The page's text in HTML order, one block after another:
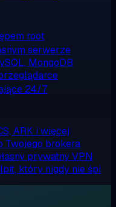
root
serwerze
MongoDB
24/7
ARK i więcej
Twojego brokera
prywatny VPN
który nigdy nie śpi